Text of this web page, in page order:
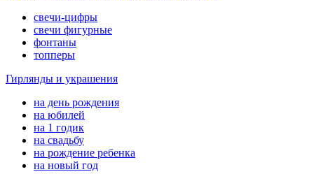
свечи-цифры
свечи фигурные
фонтаны
топперы
Гирлянды и украшения
на день рождения
на юбилей
на 1 годик
на свадьбу
на рождение ребенка
на новый год